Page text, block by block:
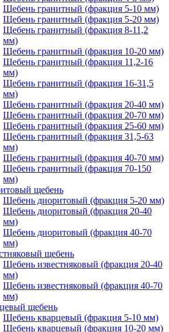
Щебень гранитный (фракция 5-10 мм)
Щебень гранитный (фракция 5-20 мм)
Щебень гранитный (фракция 8-11,2
мм)
Щебень гранитный (фракция 10-20 мм)
Щебень гранитный (фракция 11,2-16
мм)
Щебень гранитный (фракция 16-31,5
мм)
Щебень гранитный (фракция 20-40 мм)
Щебень гранитный (фракция 20-70 мм)
Щебень гранитный (фракция 25-60 мм)
Щебень гранитный (фракция 31,5-63
мм)
Щебень гранитный (фракция 40-70 мм)
Щебень гранитный (фракция 70-150
мм)
щебень
Щебень диоритовый (фракция 5-20 мм)
Щебень диоритовый (фракция 20-40
мм)
Щебень диоритовый (фракция 40-70
мм)
щебень
Щебень известняковый (фракция 20-40
мм)
Щебень известняковый (фракция 40-70
мм)
щебень
Щебень кварцевый (фракция 5-10 мм)
Щебень кварцевый (фракция 10-20 мм)